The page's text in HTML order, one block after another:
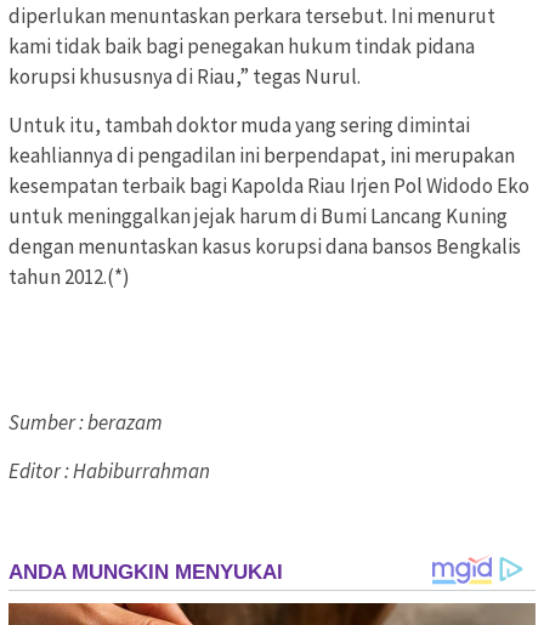
diperlukan menuntaskan perkara tersebut. Ini menurut
kami tidak baik bagi penegakan hukum tindak pidana
korupsi khususnya di Riau,” tegas Nurul.
Untuk itu, tambah doktor muda yang sering dimintai
keahliannya di pengadilan ini berpendapat, ini merupakan
kesempatan terbaik bagi Kapolda Riau Irjen Pol Widodo Eko
untuk meninggalkan jejak harum di Bumi Lancang Kuning
dengan menuntaskan kasus korupsi dana bansos Bengkalis
tahun 2012.(*)
Sumber : berazam
Editor : Habiburrahman